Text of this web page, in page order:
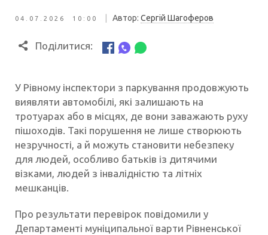
04.07.2026 10:00 Автор: Сергій Шагоферов
Поділитися:
У Рівному інспектори з паркування продовжують
виявляти автомобілі, які залишають на
тротуарах або в місцях, де вони заважають руху
пішоходів. Такі порушення не лише створюють
незручності, а й можуть становити небезпеку
для людей, особливо батьків із дитячими
візками, людей з інвалідністю та літніх
мешканців.
Про результати перевірок повідомили у
Департаменті муніципальної варти Рівненської